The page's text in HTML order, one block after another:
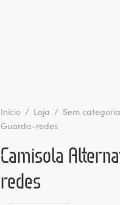
Início / Loja / Sem categoria
Guarda-redes
Camisola
redes